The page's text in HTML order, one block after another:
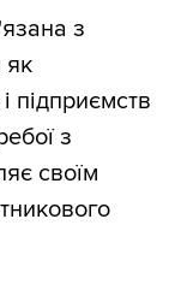
з
як
підприємств
з
своїм